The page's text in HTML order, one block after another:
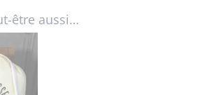
être aussi…